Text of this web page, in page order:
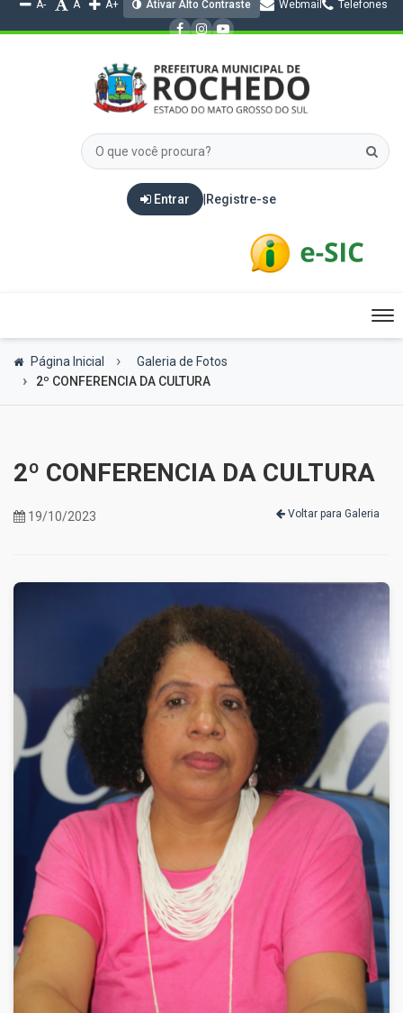
A- A A+ Ativar Alto Contraste Webmail Telefones
Entrar Registre-se
Página Inicial
Galeria de Fotos
2º CONFERENCIA DA CULTURA
2º CONFERENCIA DA CULTURA
19/10/2023 Voltar para Galeria